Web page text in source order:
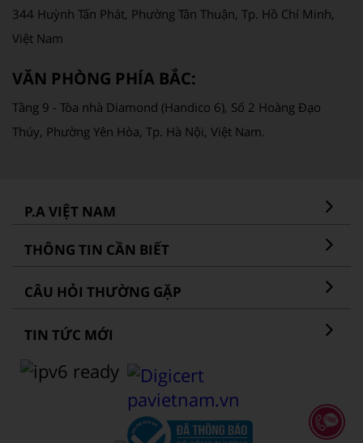
344 Huỳnh Tấn Phát, Phường Tân Thuận, Tp. Hồ Chí Minh,
Việt Nam
VĂN PHÒNG PHÍA BẮC:
Tầng 9 - Tòa nhà Diamond (Handico 6), Số 2 Hoàng Đạo
Thúy, Phường Yên Hòa, Tp. Hà Nội, Việt Nam.
P.A VIỆT NAM
THÔNG TIN CẦN BIẾT
CÂU HỎI THƯỜNG GẶP
TIN TỨC MỚI